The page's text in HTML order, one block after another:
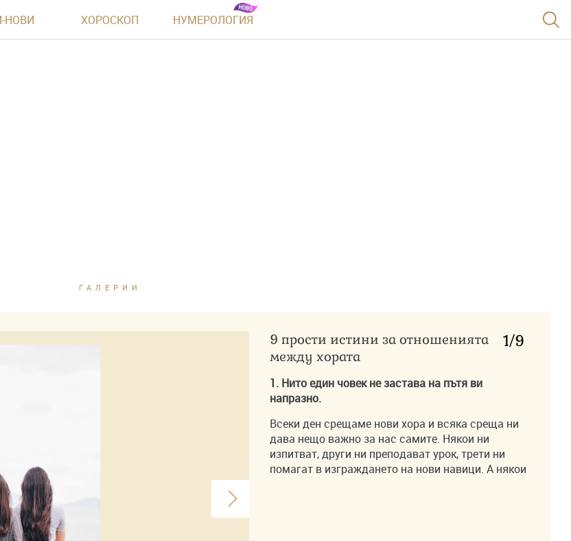
НОВИ ХОРОСКОП НУМЕРОЛОГИЯ
ГАЛЕРИИ
1/9
9 прости истини за отношенията
между хората
1. Нито един човек не застава на пътя ви
напразно.
Всеки ден срещаме нови хора и всяка среща ни
дава нещо важно за нас самите. Някои ни
изпитват, други ни преподават урок, трети ни
помагат в изграждането на нови навици. А някои